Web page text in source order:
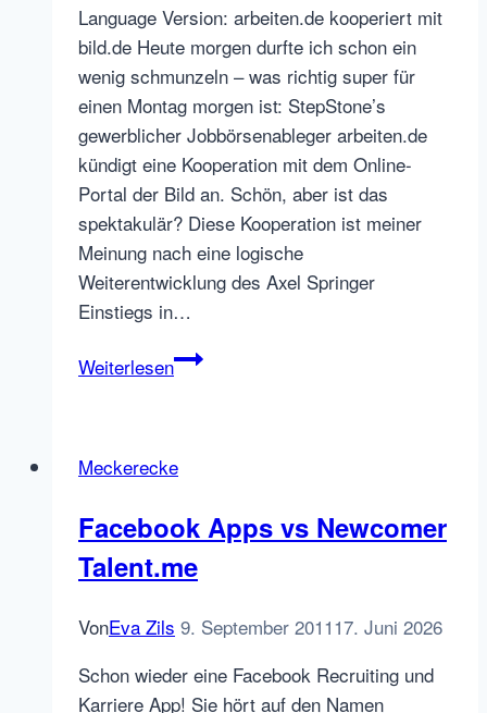
Language Version: arbeiten.de kooperiert mit
bild.de Heute morgen durfte ich schon ein
wenig schmunzeln – was richtig super für
einen Montag morgen ist: StepStone’s
gewerblicher Jobbörsenableger arbeiten.de
kündigt eine Kooperation mit dem Online-
Portal der Bild an. Schön, aber ist das
spektakulär? Diese Kooperation ist meiner
Meinung nach eine logische
Weiterentwicklung des Axel Springer
Einstiegs in…
Weiterlesenarbeiten.de
von
Springer
Meckerecke
Facebook Apps vs Newcomer
Talent.me
VonEva Zils 9. September 201117. Juni 2026
Schon wieder eine Facebook Recruiting und
Karriere App! Sie hört auf den Namen